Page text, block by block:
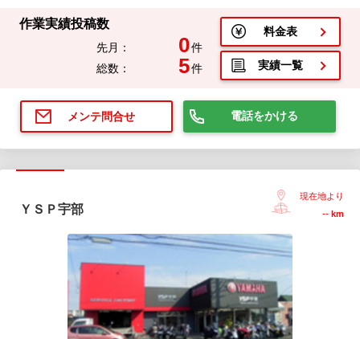
作業実績投稿数
先月： 0件
総数：
5件
料金表
実績一覧
メンテ問合せ 電話をかける
ＹＳＰ宇部
現在地より
-- km